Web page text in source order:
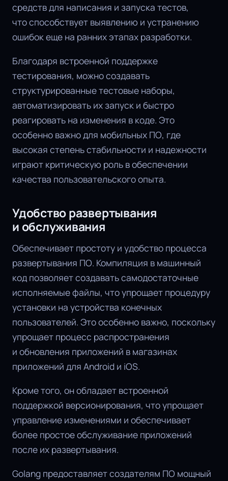
средств для написания и запуска тестов,
что способствует выявлению и устранению
ошибок еще на ранних этапах разработки.
Благодаря встроенной поддержке
тестирования, можно создавать
структурированные тестовые наборы,
автоматизировать их запуск и быстро
реагировать на изменения в коде. Это
особенно важно для мобильных ПО, где
высокая степень стабильности и надежности
играют критическую роль в обеспечении
качества пользовательского опыта.
Удобство развертывания
и обслуживания
Обеспечивает простоту и удобство процесса
развертывания ПО. Компиляция в машинный
код позволяет создавать самодостаточные
исполняемые файлы, что упрощает процедуру
установки на устройства конечных
пользователей. Это особенно важно, поскольку
упрощает процесс распространения
и обновления приложений в магазинах
приложений для Android и iOS.
Кроме того, он обладает встроенной
поддержкой версионирования, что упрощает
управление изменениями и обеспечивает
более простое обслуживание приложений
после их развертывания.
Golang предоставляет создателям ПО мощный